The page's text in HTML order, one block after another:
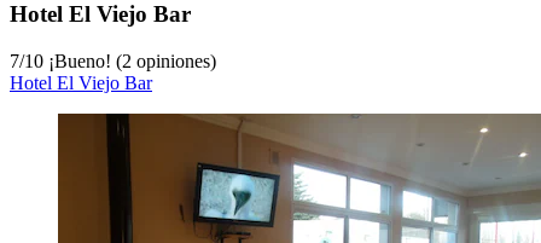
Hotel El Viejo Bar
7/10 ¡Bueno! (2 opiniones)
Hotel El Viejo Bar